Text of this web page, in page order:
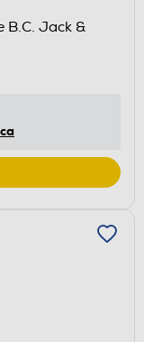
B.C. Jack &